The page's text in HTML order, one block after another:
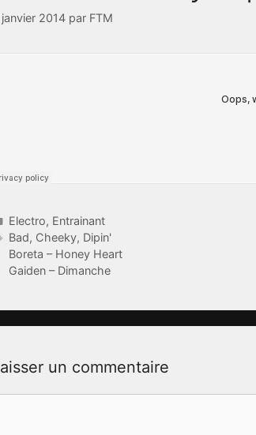
2014 par FTM
Catégories
Electro, Entrainant
Étiquettes
Bad, Cheeky, Dipin'
Boreta – Honey Heart
Gaiden – Dimanche
un commentaire